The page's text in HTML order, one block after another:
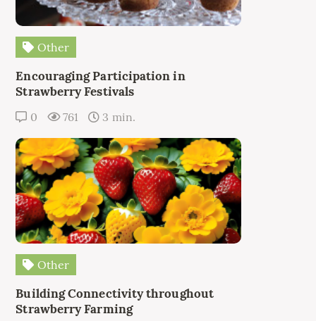
Other
Encouraging Participation in
Strawberry Festivals
0 761 3 min.
Other
Building Connectivity throughout
Strawberry Farming